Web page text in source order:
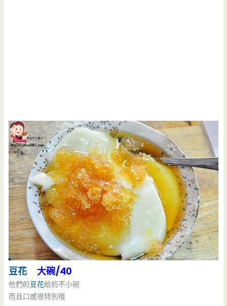
豆花 大碗/40
他們的豆花給的不小碗
而且口感很特別哦